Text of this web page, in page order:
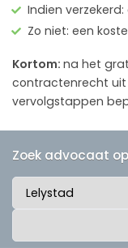
Indien
Zo niet: een
Kortom: na het
contractenrecht uit
vervolgstappen
Zoek advocaat